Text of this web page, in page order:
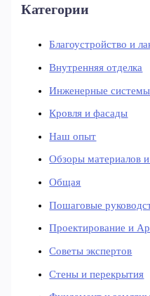
Категории
Благоустройство и
Внутренняя отделка
Инженерные системы
Кровля и фасады
Наш опыт
Обзоры материалов
Общая
Пошаговые
Проектирование и
Советы экспертов
Стены и перекрытия